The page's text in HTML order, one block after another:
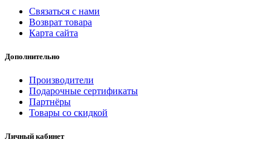
Связаться с нами
Возврат товара
Карта сайта
Дополнительно
Производители
Подарочные сертификаты
Партнёры
Товары со скидкой
Личный кабинет